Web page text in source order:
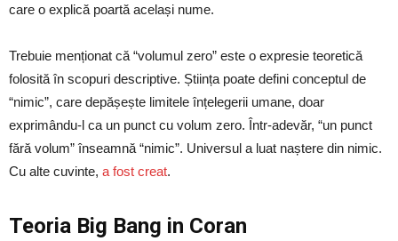
care o explică poartă același nume.
Trebuie menționat că “volumul zero” este o expresie teoretică
folosită în scopuri descriptive. Știința poate defini conceptul de
“nimic”, care depășește limitele înțelegerii umane, doar
exprimându-l ca un punct cu volum zero. Într-adevăr, “un punct
fără volum” înseamnă “nimic”. Universul a luat naștere din nimic.
Cu alte cuvinte, a fost creat.
Teoria Big Bang in Coran